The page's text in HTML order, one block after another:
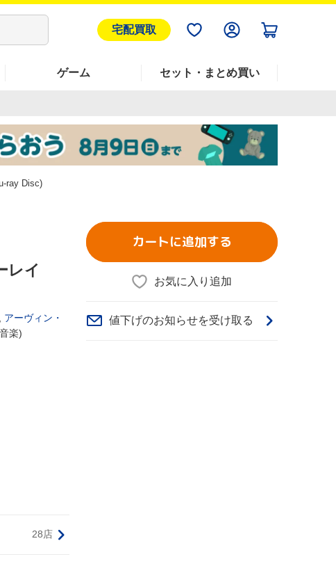
宅配買取
ゲーム セット・まとめ買い
ray Disc)
レイ
アーヴィン・
楽)
28店
カートに追加する
お気に入り追加
値下げのお知らせを受け取る